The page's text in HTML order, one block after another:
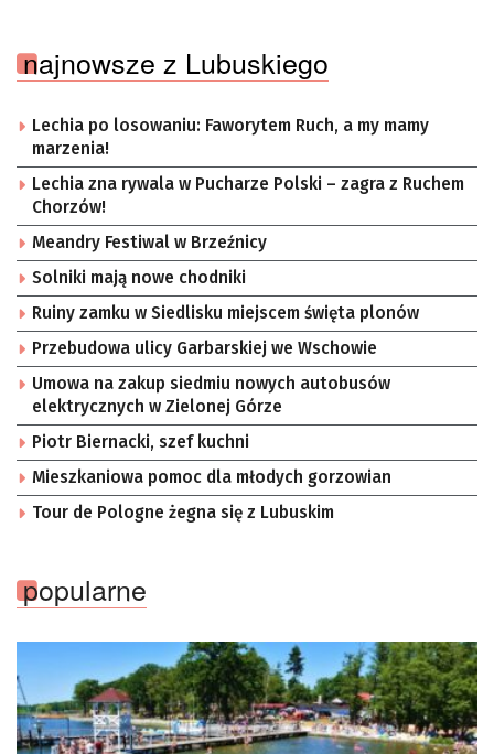
najnowsze z Lubuskiego
Lechia po losowaniu: Faworytem Ruch, a my mamy
marzenia!
Lechia zna rywala w Pucharze Polski – zagra z Ruchem
Chorzów!
Meandry Festiwal w Brzeźnicy
Solniki mają nowe chodniki
Ruiny zamku w Siedlisku miejscem święta plonów
Przebudowa ulicy Garbarskiej we Wschowie
Umowa na zakup siedmiu nowych autobusów
elektrycznych w Zielonej Górze
Piotr Biernacki, szef kuchni
Mieszkaniowa pomoc dla młodych gorzowian
Tour de Pologne żegna się z Lubuskim
popularne